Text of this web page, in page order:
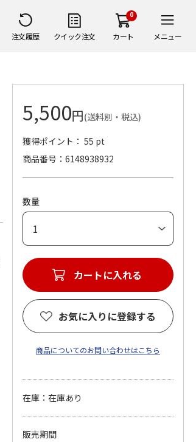
注文履歴 クイック注文
0
カート メニュー
5,500円(送料別・税込)
獲得ポイント： 55 pt
商品番号
6148938932
数量
カートに入れる
お気に入りに登録する
商品についてのお問い合わせはこちら
在庫：在庫あり
販売期間